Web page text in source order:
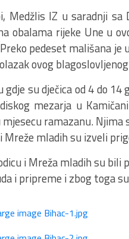
Medžlis IZ u saradnji
obalama rijeke Une u
pedeset mališana je
ovog
gdje su dječica od 4 do
mezarja u
mjesecu ramazanu.
mladih su izveli
i Mreža mladih su bili
i pripreme i zbog toga